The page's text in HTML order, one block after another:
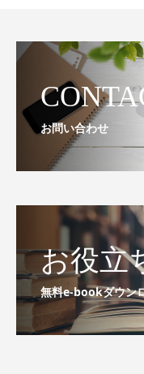
お問い合わせ
お役立
無料e-bookダウン